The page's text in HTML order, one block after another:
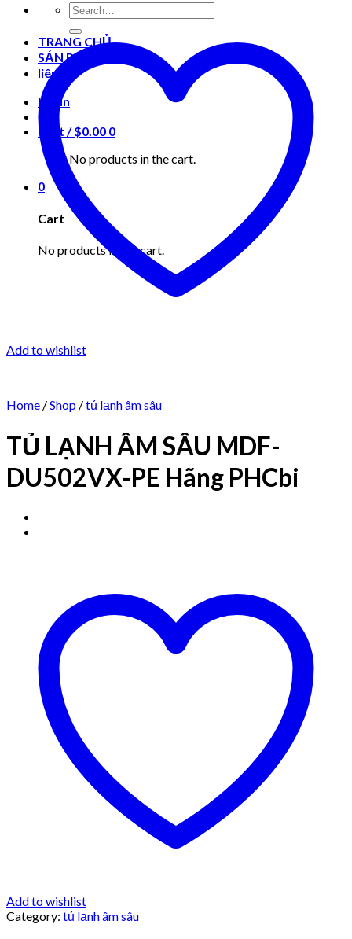
Search
for:
TRANG CHỦ
SẢN PHẨM
liên hệ
Login
Cart /$0.00 0
No products in the cart.
0
Cart
No products in the cart.
Add to wishlist
Home /Shop /tủ lạnh âm sâu
TỦ LẠNH ÂM SÂU MDF-
DU502VX-PE Hãng PHCbi
Add to wishlist
Category: tủ lạnh âm sâu